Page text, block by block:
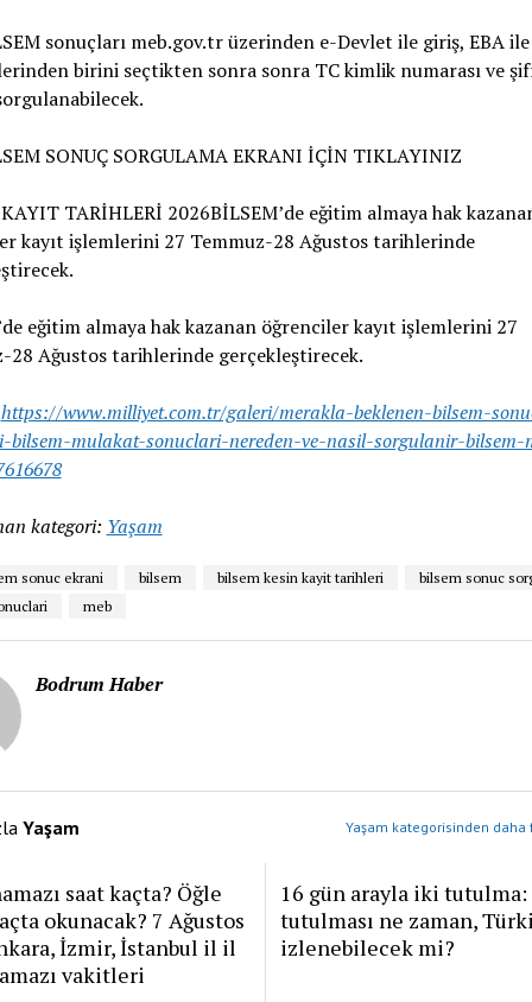
sonuçları meb.gov.tr üzerinden e-Devlet ile giriş, EBA
birini seçtikten sonra sonra TC kimlik numarası ve
SONUÇ SORGULAMA EKRANI İÇİN TIKLAYINIZ
TARİHLERİ 2026BİLSEM’de eğitim almaya hak
kayıt işlemlerini 27 Temmuz-28 Ağustos tarihlerinde
eğitim almaya hak kazanan öğrenciler kayıt işlemlerini 27
28 Ağustos tarihlerinde gerçekleştirecek.
https://www.milliyet.com.tr/galeri/merakla-beklenen-bilsem-
bilsem-mulakat-sonuclari-nereden-ve-nasil-sorgulanir-bilsem-
kategori: Yaşam
sonuc ekrani bilsem bilsem kesin kayit tarihleri
bilsem sonuc
meb
Bodrum Haber
Yaşam Yaşam kategorisinden daha
saat kaçta? Öğle
okunacak? 7 Ağustos
İzmir, İstanbul il il
vakitleri
16 gün arayla iki tutulma:
tutulması ne zaman,
izlenebilecek mi?